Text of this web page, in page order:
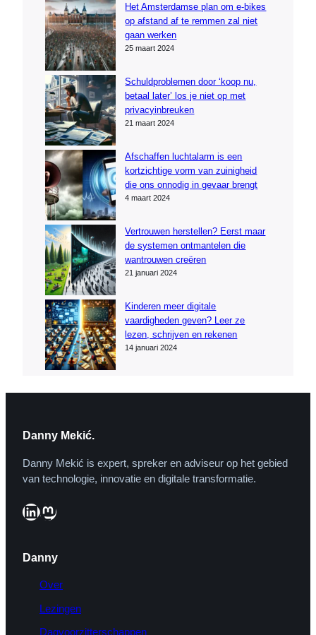
Het Amsterdamse plan om e-bikes
op afstand af te remmen zal niet
gaan werken
25 maart 2024
Schuldproblemen door ‘koop nu,
betaal later’ los je niet op met
privacyinbreuken
21 maart 2024
Afschaffen luchtalarm is een
kortzichtige vorm van zuinigheid
die ons onnodig in gevaar brengt
4 maart 2024
Vertrouwen herstellen? Eerst maar
de systemen ontmantelen die
wantrouwen creëren
21 januari 2024
Kinderen meer digitale
vaardigheden geven? Leer ze
lezen, schrijven en rekenen
14 januari 2024
Danny Mekić.
Danny Mekić is expert, spreker en adviseur op het gebied
van technologie, innovatie en digitale transformatie.
LinkedIn Mastodon
Danny
Over
Lezingen
Dagvoorzitterschappen